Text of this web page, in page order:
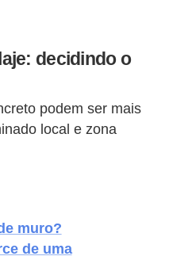
decidindo o
podem ser mais
local e zona
muro?
de uma